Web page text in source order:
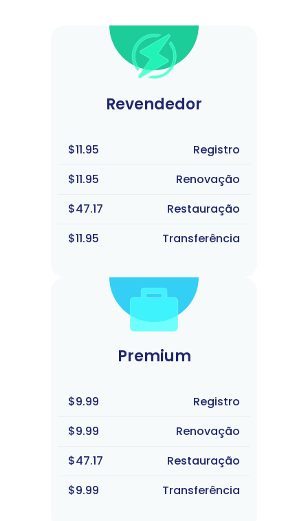
Revendedor
$11.95
Registro
$11.95
Renovação
$47.17
Restauração
$11.95
Transferência
Premium
$9.99
Registro
$9.99
Renovação
$47.17
Restauração
$9.99
Transferência